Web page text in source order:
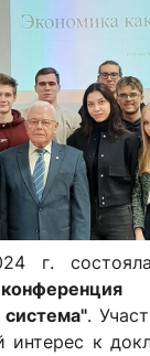
г.
.
интерес к